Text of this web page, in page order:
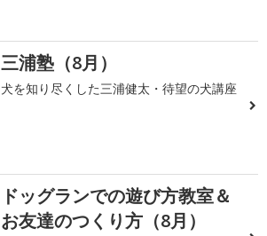
三浦塾（8月）
犬を知り尽くした三浦健太・待望の犬講座
ドッグランでの遊び方教室＆
お友達のつくり方（8月）